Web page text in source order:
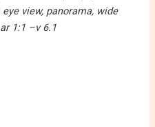
view, panorama, wide
1:1 –v 6.1